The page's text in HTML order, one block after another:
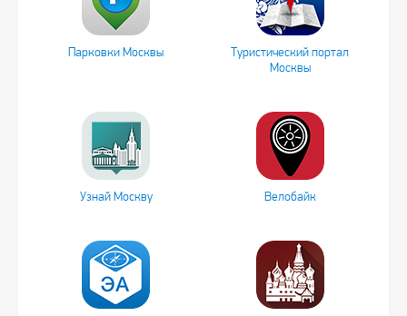
Парковки Москвы
Туристический портал
Москвы
Узнай Москву Велобайк